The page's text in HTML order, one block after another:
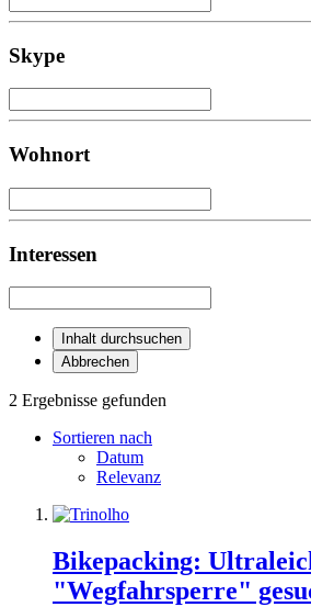
Skype
Wohnort
Interessen
Inhalt durchsuchen
Abbrechen
2 Ergebnisse gefunden
Sortieren nach
Datum
Relevanz
Bikepacking:
"Wegfahrsperre"